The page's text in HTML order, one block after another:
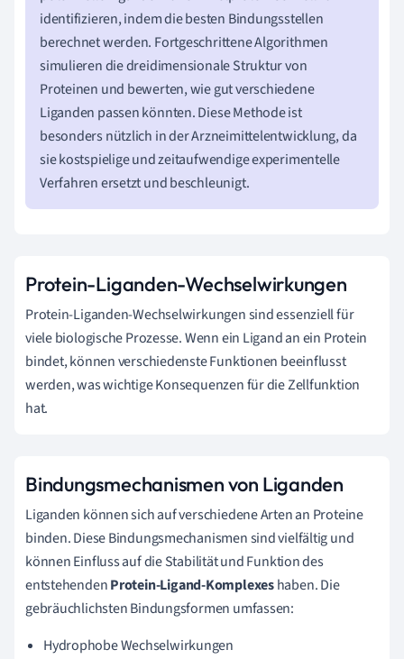
identifizieren, indem die besten Bindungsstellen
berechnet werden. Fortgeschrittene Algorithmen
simulieren die dreidimensionale Struktur von
Proteinen und bewerten, wie gut verschiedene
Liganden passen könnten. Diese Methode ist
besonders nützlich in der Arzneimittelentwicklung, da
sie kostspielige und zeitaufwendige experimentelle
Verfahren ersetzt und beschleunigt.
Protein-Liganden-Wechselwirkungen
Protein-Liganden-Wechselwirkungen sind essenziell für
viele biologische Prozesse. Wenn ein Ligand an ein Protein
bindet, können verschiedenste Funktionen beeinflusst
werden, was wichtige Konsequenzen für die Zellfunktion
hat.
Bindungsmechanismen von Liganden
Liganden können sich auf verschiedene Arten an Proteine
binden. Diese Bindungsmechanismen sind vielfältig und
können Einfluss auf die Stabilität und Funktion des
entstehendenProtein-Ligand-Komplexeshaben. Die
gebräuchlichsten Bindungsformen umfassen:
Hydrophobe Wechselwirkungen